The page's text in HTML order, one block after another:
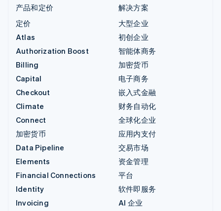
产品和定价
定价
Atlas
Authorization Boost
Billing
Capital
Checkout
Climate
Connect
加密货币
Data Pipeline
Elements
Financial Connections
Identity
Invoicing
解决方案
大型企业
初创企业
智能体商务
加密货币
电子商务
嵌入式金融
财务自动化
全球化企业
应用内支付
交易市场
资金管理
平台
软件即服务
AI 企业